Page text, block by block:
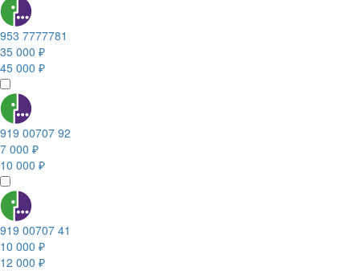
953 7777781
35 000 ₽
45 000 ₽
919 00707 92
7 000 ₽
10 000 ₽
919 00707 41
10 000 ₽
12 000 ₽